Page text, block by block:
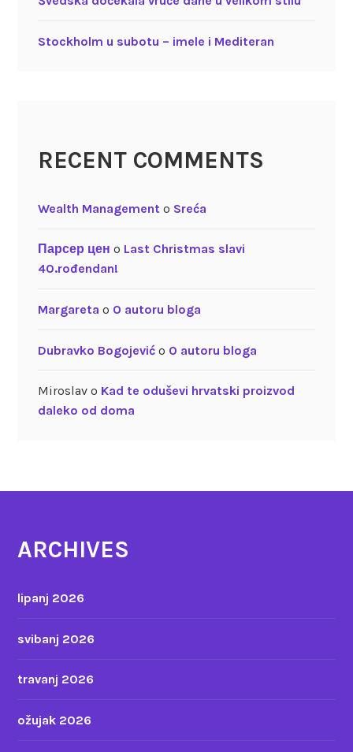
Stockholm u subotu – imele i Mediteran
RECENT COMMENTS
Wealth Managemento Sreća
Парсер цен o Last Christmas slavi
40.rođendan!
Margareta o O autoru bloga
Dubravko Bogojevićo O autoru bloga
Miroslavo Kad te oduševi hrvatski proizvod
daleko od doma
ARCHIVES
lipanj 2026
svibanj 2026
travanj 2026
ožujak 2026